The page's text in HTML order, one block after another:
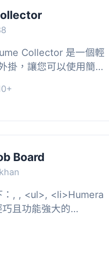
Collector 是一個輕
掛，讓您可以使用簡單
以直接從 ...
Board
<li>Humera
且功能強大的